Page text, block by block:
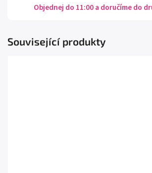
Objednej do 11:00 a doručíme do
Související produkty